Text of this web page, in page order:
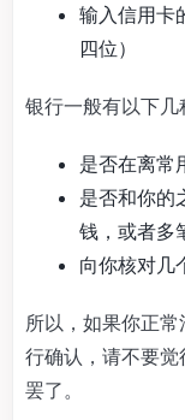
输入信用卡
四位）
银行一般有以下几
是否在离常
是否和你的
钱，或者多
向你核对几
所以，如果你正
行确认，请不要
罢了。